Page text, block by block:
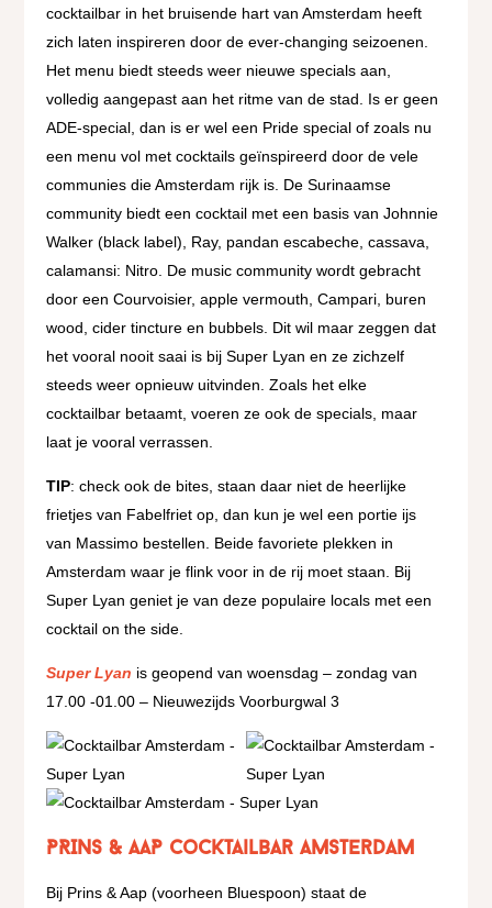
cocktailbar in het bruisende hart van Amsterdam heeft
zich laten inspireren door de ever-changing seizoenen.
Het menu biedt steeds weer nieuwe specials aan,
volledig aangepast aan het ritme van de stad. Is er geen
ADE-special, dan is er wel een Pride special of zoals nu
een menu vol met cocktails geïnspireerd door de vele
communies die Amsterdam rijk is. De Surinaamse
community biedt een cocktail met een basis van Johnnie
Walker (black label), Ray, pandan escabeche, cassava,
calamansi: Nitro. De music community wordt gebracht
door een Courvoisier, apple vermouth, Campari, buren
wood, cider tincture en bubbels. Dit wil maar zeggen dat
het vooral nooit saai is bij Super Lyan en ze zichzelf
steeds weer opnieuw uitvinden. Zoals het elke
cocktailbar betaamt, voeren ze ook de specials, maar
laat je vooral verrassen.
TIP: check ook de bites, staan daar niet de heerlijke
frietjes van Fabelfriet op, dan kun je wel een portie ijs
van Massimo bestellen. Beide favoriete plekken in
Amsterdam waar je flink voor in de rij moet staan. Bij
Super Lyan geniet je van deze populaire locals met een
cocktail on the side.
Super Lyan is geopend van woensdag – zondag van
17.00 -01.00 – Nieuwezijds Voorburgwal 3
PRINS & AaP cocktailbar Amsterdam
Bij Prins & Aap (voorheen Bluespoon) staat de